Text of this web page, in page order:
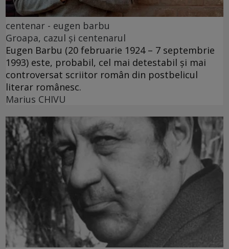
centenar - eugen barbu
Groapa, cazul și centenarul
Eugen Barbu (20 februarie 1924 – 7 septembrie
1993) este, probabil, cel mai detestabil și mai
controversat scriitor român din postbelicul
literar românesc.
Marius CHIVU